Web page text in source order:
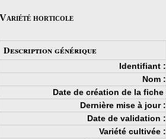
Variété horticole
Description générique
Identifiant :
Nom :
Date de création de la fiche
Dernière mise à jour :
Date de validation :
Variété cultivée :